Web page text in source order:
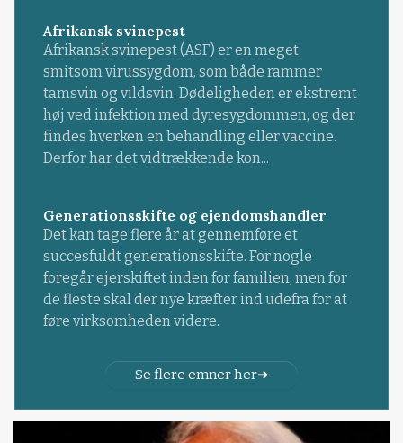
Afrikansk svinepest
Afrikansk svinepest (ASF) er en meget
smitsom virussygdom, som både rammer
tamsvin og vildsvin. Dødeligheden er ekstremt
høj ved infektion med dyresygdommen, og der
findes hverken en behandling eller vaccine.
Derfor har det vidtrækkende kon...
Generationsskifte og ejendomshandler
Det kan tage flere år at gennemføre et
succesfuldt generationsskifte. For nogle
foregår ejerskiftet inden for familien, men for
de fleste skal der nye kræfter ind udefra for at
føre virksomheden videre.
Se flere emner her